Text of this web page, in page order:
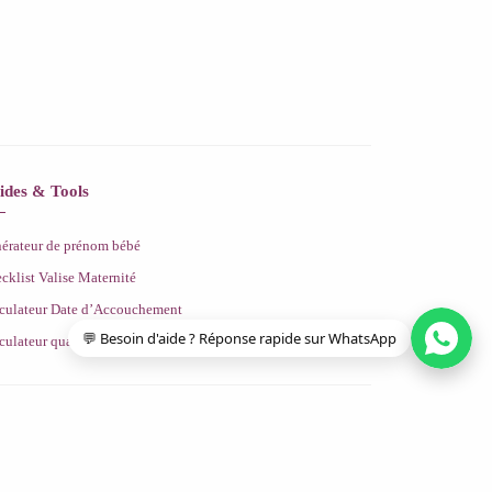
& Tools
de prénom bébé
Valise Maternité
Date d’Accouchement
quantité de lait bébé
💬 Besoin d'aide ? Réponse rapide sur WhatsApp